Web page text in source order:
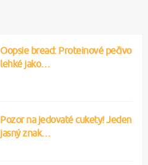
Oopsie bread: Proteinové pečivo
lehké jako…
Pozor na jedovaté cukety! Jeden
jasný znak…